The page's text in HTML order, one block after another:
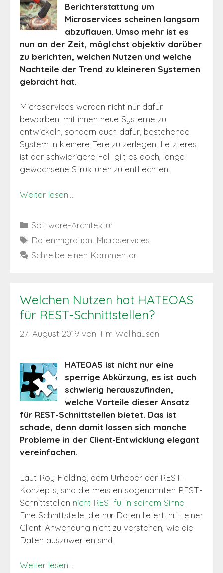
Berichterstattung um
Microservices scheinen langsam
abzuflauen. Umso mehr ist es
nun an der Zeit, möglichst objektiv darüber
zu berichten, welchen Nutzen und welche
Nachteile der Trend zu kleineren Systemen
gebracht hat.
Microservices werden nicht nur dafür
beworben, mit ihnen neue Systeme zu
entwickeln, sondern auch dafür, bestehende
System in kleinere Teile zu zerlegen. Letzteres
ist der schwierigere Fall, gilt es doch, lange
gewachsene Strukturen zu entflechten.
Weiter lesen…
Kategorien
Software-Architektur
Schlagwörter
Datenmigration Microservices
Schreibe einen Kommentar
Welchen Nutzen hat HATEOAS
für REST-Schnittstellen?
27. August 2019 von Tim Wellhausen
HATEOAS ist nicht nur eine
sperrige Abkürzung, es ist auch
schwierig herauszufinden,
welche Vorteile dieser Ansatz
für REST-Schnittstellen bietet. Das ist
schade, denn damit lassen sich manche
Probleme in der Client-Entwicklung elegant
vereinfachen.
Laut Roy Fielding, dem Urheber der REST-
Konzepts, sind die meisten sogenannten REST-
Schnittstellen nicht RESTful in seinem Sinne
Eine Schnittstelle, die nur Daten liefert, hilft einer
Client-Anwendung nicht zu verstehen, wie die
Daten auszuwerten sind.
Weiter lesen…